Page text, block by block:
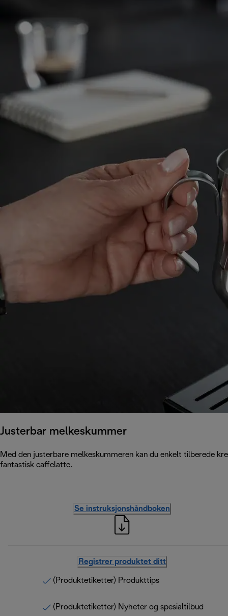
Justerbar melkeskummer
Med den justerbare melkeskummeren kan du enkelt tilberede
fantastisk caffelatte.
Se instruksjonshåndboken
Registrer produktet ditt
(Produktetiketter) Produkttips
(Produktetiketter) Nyheter og spesialtilbud